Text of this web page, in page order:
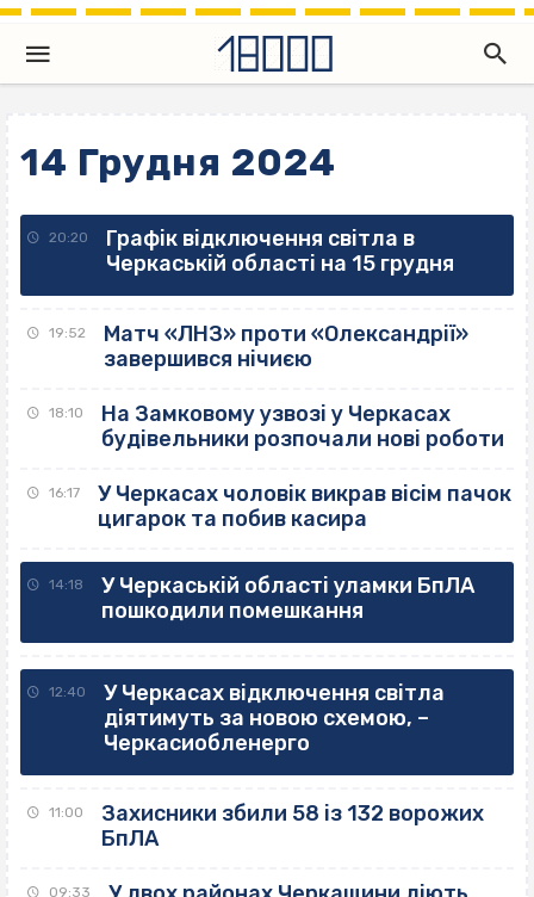
14 Грудня 2024
20:20
Графік відключення світла в
Черкаській області на 15 грудня
19:52
Матч «ЛНЗ» проти «Олександрії»
завершився нічиєю
18:10
На Замковому узвозі у Черкасах
будівельники розпочали нові роботи
16:17
У Черкасах чоловік викрав вісім пачок
цигарок та побив касира
14:18
У Черкаській області уламки БпЛА
пошкодили помешкання
12:40
У Черкасах відключення світла
діятимуть за новою схемою, –
Черкасиобленерго
11:00
Захисники збили 58 із 132 ворожих
БпЛА
09:33